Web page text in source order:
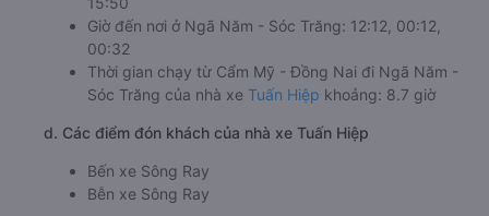
Giờ đến nơi ở Ngã Năm - Sóc Trăng: 12:12, 00:12,
00:32
Thời gian chạy từ Cẩm Mỹ - Đồng Nai đi Ngã Năm -
Sóc Trăng của nhà xe Tuấn Hiệp khoảng: 8.7 giờ
d. Các điểm đón khách của nhà xe Tuấn Hiệp
Bến xe Sông Ray
Bễn xe Sông Ray